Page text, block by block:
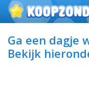
Ga een dagje
Bekijk